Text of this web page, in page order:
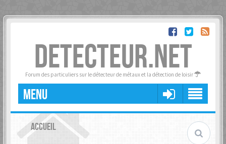
DETECTEUR.NET
Forum des particuliers sur le détecteur de métaux et la détection de loisir
MENU
ACCUEIL